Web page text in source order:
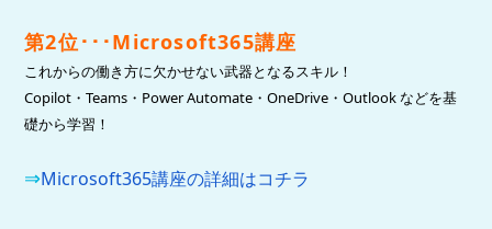
第2位･･･Microsoft365講座
これからの働き方に欠かせない武器となるスキル！
Copilot・Teams・Power Automate・OneDrive・Outlook などを基
礎から学習！
⇒Microsoft365講座の詳細はコチラ